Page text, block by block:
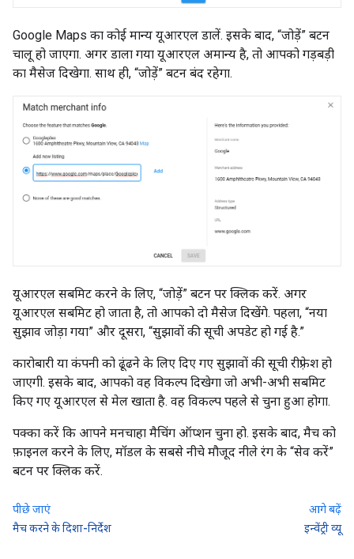
Google Maps का कोई मान्य यूआरएल डालें. इसके बाद, “जोड़ें” बटन
चालू हो जाएगा. अगर डाला गया यूआरएल अमान्य है, तो आपको गड़बड़ी
का मैसेज दिखेगा. साथ ही, “जोड़ें” बटन बंद रहेगा.
यूआरएल सबमिट करने के लिए, “जोड़ें” बटन पर क्लिक करें. अगर
यूआरएल सबमिट हो जाता है, तो आपको दो मैसेज दिखेंगे. पहला, “नया
सुझाव जोड़ा गया” और दूसरा, “सुझावों की सूची अपडेट हो गई है.”
कारोबारी या कंपनी को ढूंढने के लिए दिए गए सुझावों की सूची रीफ़्रेश हो
जाएगी. इसके बाद, आपको वह विकल्प दिखेगा जो अभी-अभी सबमिट
किए गए यूआरएल से मेल खाता है. वह विकल्प पहले से चुना हुआ होगा.
पक्का करें कि आपने मनचाहा मैचिंग ऑप्शन चुना हो. इसके बाद, मैच को
फ़ाइनल करने के लिए, मॉडल के सबसे नीचे मौजूद नीले रंग के “सेव करें”
बटन पर क्लिक करें.
पीछे जाएं
मैच करने के दिशा-निर्देश
आगे बढ़ें
इन्वेंट्री व्यू